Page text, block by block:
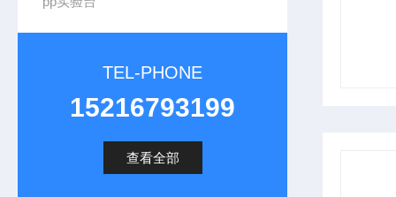
TEL-PHONE
15216793199
查看全部